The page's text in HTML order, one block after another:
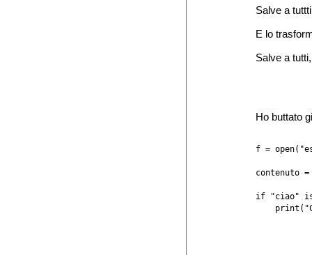
Salve a
E lo
Salve a
Ho buttato
f =
contenuto
if "ciao" is